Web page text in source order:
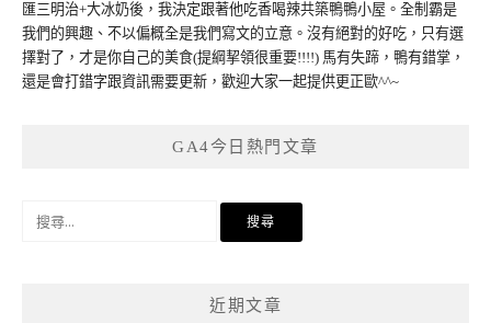
匯三明治+大冰奶後，我決定跟著他吃香喝辣共築鴨鴨小屋。全制霸是
我們的興趣、不以偏概全是我們寫文的立意。沒有絕對的好吃，只有選
擇對了，才是你自己的美食(提綱挈領很重要!!!!) 馬有失蹄，鴨有錯掌，
還是會打錯字跟資訊需要更新，歡迎大家一起提供更正歐^^~
GA4今日熱門文章
近期文章